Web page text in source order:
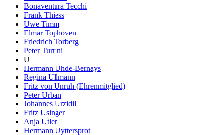
Bonaventura Tecchi
Frank Thiess
Uwe Timm
Elmar Tophoven
Friedrich Torberg
Peter Turrini
U
Hermann Uhde-Bernays
Regina Ullmann
Fritz von Unruh (Ehrenmitglied)
Peter Urban
Johannes Urzidil
Fritz Usinger
Anja Utler
Hermann Uyttersprot